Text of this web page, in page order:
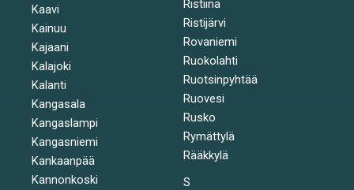
Kaavi
Kainuu
Kajaani
Kalajoki
Kalanti
Kangasala
Kangaslampi
Kangasniemi
Kankaanpää
Kannonkoski
Ristiina
Ristijärvi
Rovaniemi
Ruokolahti
Ruotsinpyhtää
Ruovesi
Rusko
Rymättylä
Rääkkylä
S